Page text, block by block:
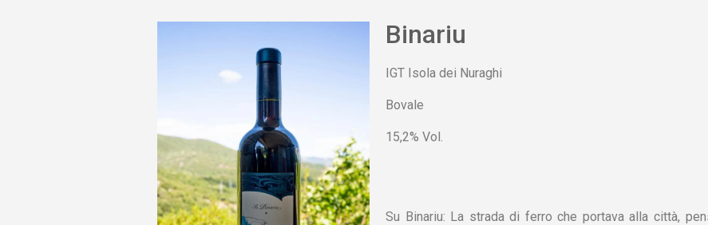
Binariu
IGT Isola dei Nuraghi
Bovale
15,2% Vol.
Su Binariu: La strada di ferro che portava alla città,